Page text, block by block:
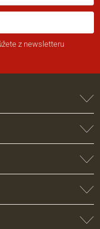
z newsletteru